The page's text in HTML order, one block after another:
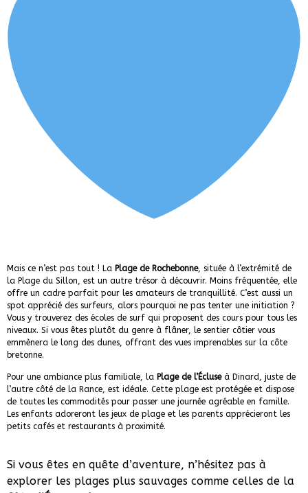
Mais ce n’est pas tout ! La Plage de Rochebonne, située à l’extrémité de
la Plage du Sillon, est un autre trésor à découvrir. Moins fréquentée, elle
offre un cadre parfait pour les amateurs de tranquillité. C’est aussi un
spot apprécié des surfeurs, alors pourquoi ne pas tenter une initiation ?
Vous y trouverez des écoles de surf qui proposent des cours pour tous les
niveaux. Si vous êtes plutôt du genre à flâner, le sentier côtier vous
emmènera le long des dunes, offrant des vues imprenables sur la côte
bretonne.
Pour une ambiance plus familiale, la Plage de l’Écluseà Dinard, juste de
l’autre côté de la Rance, est idéale. Cette plage est protégée et dispose
de toutes les commodités pour passer une journée agréable en famille.
Les enfants adoreront les jeux de plage et les parents apprécieront les
petits cafés et restaurants à proximité.
Si vous êtes en quête d’aventure, n’hésitez pas à
explorer les plages plus sauvages comme celles de la